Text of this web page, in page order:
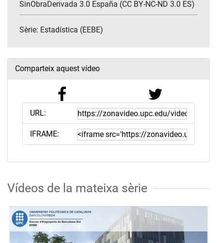
SinObraDerivada 3.0 España (CC BY-NC-ND 3.0 ES)
Sèrie: Estadística (EEBE)
Comparteix aquest vídeo
URL:
IFRAME:
Vídeos de la mateixa sèrie